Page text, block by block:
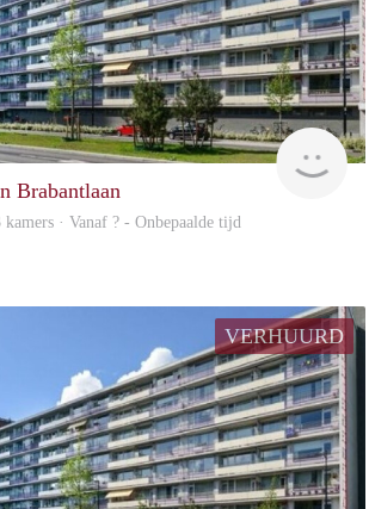
Brabantlaan
kamers · Vanaf ? - Onbepaalde tijd
VERHUURD